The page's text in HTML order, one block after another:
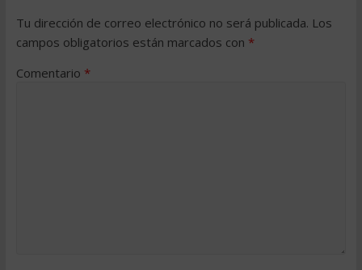
Tu dirección de correo electrónico no será publicada. Los
campos obligatorios están marcados con *
Comentario *